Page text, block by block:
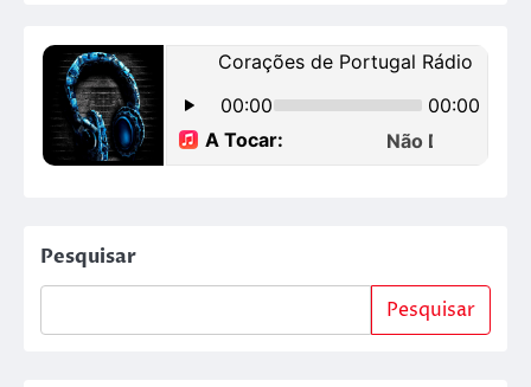
Pesquisar
Pesquisar